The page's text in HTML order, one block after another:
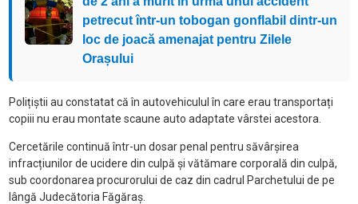
petrecut într-un tobogan gonflabil dintr-un
loc de joacă amenajat pentru Zilele
Orașului
Polițiștii au constatat că în autovehiculul în care erau transportați
copiii nu erau montate scaune auto adaptate vârstei acestora.
Cercetările continuă într-un dosar penal pentru săvârșirea
infracțiunilor de ucidere din culpă și vătămare corporală din culpă,
sub coordonarea procurorului de caz din cadrul Parchetului de pe
lângă Judecătoria Făgăraș.